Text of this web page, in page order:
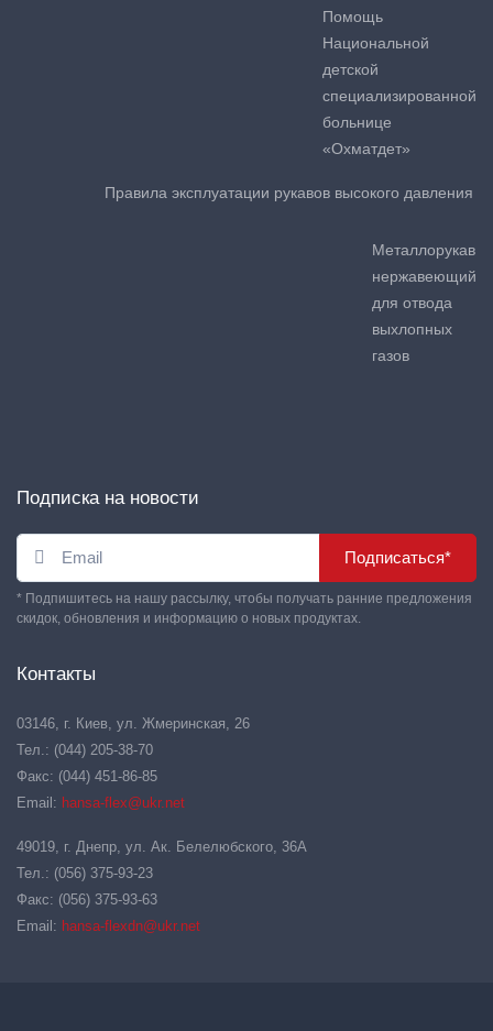
Помощь
Национальной
детской
специализированной
больнице
«Охматдет»
Правила эксплуатации рукавов высокого давления
Металлорукав
нержавеющий
для отвода
выхлопных
газов
Подписка на новости
Подписаться*
* Подпишитесь на нашу рассылку, чтобы получать ранние предложения
скидок, обновления и информацию о новых продуктах.
Контакты
03146, г. Киев, ул. Жмеринская, 26
Тел.: (044) 205-38-70
Факс: (044) 451-86-85
Email: hansa-flex@ukr.net
49019, г. Днепр, ул. Ак. Белелюбского, 36А
Тел.: (056) 375-93-23
Факс: (056) 375-93-63
Email: hansa-flexdn@ukr.net